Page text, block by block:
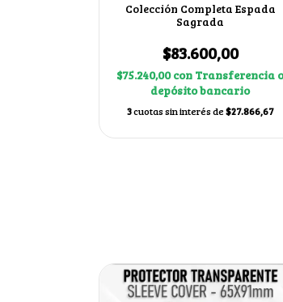
Colección Completa Espada
Sagrada
$83.600,00
$75.240,00con Transferencia o
depósito bancario
3cuotas sin interés de$27.866,67